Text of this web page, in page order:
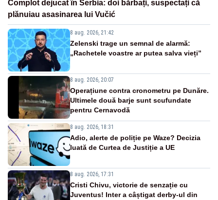
Complot dejucat în Serbia: doi bărbați, suspectați că
plănuiau asasinarea lui Vučić
8 aug. 2026, 21:42
Zelenski trage un semnal de alarmă:
„Rachetele voastre ar putea salva vieți”
8 aug. 2026, 20:07
Operațiune contra cronometru pe Dunăre.
Ultimele două barje sunt scufundate
pentru Cernavodă
8 aug. 2026, 18:31
Adio, alerte de poliție pe Waze? Decizia
luată de Curtea de Justiție a UE
8 aug. 2026, 17:31
Cristi Chivu, victorie de senzație cu
Juventus! Inter a câștigat derby-ul din